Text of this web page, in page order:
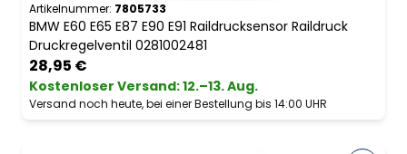
Artikelnummer: 7805733
BMW E60 E65 E87 E90 E91 Raildrucksensor Raildruck
Druckregelventil 0281002481
28,95 €
Kostenloser Versand:12.–13. Aug.
Versand noch heute, bei einer Bestellung bis 14:00 UHR